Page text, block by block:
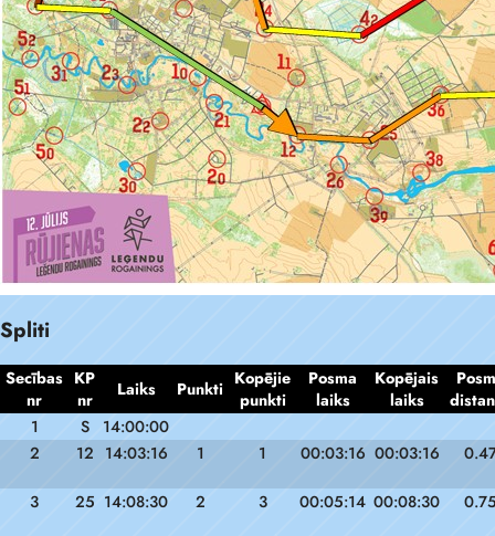
Spliti
Secības
nr
KP
nr
Laiks Punkti Kopējie
punkti
Posma
laiks
Kopējais
laiks
1
S
14:00:00
2
12 14:03:16 1 1 00:03:16 00:03:16
3 25 14:08:30 2 3 00:05:14 00:08:30